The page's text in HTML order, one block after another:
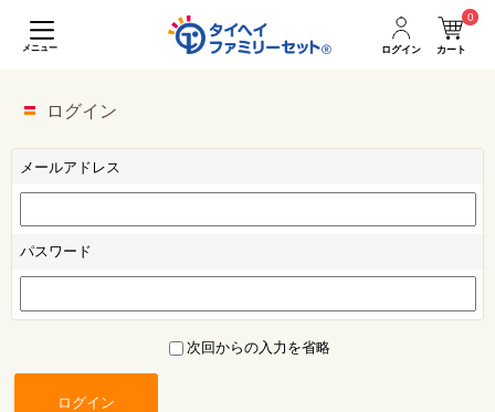
メニュー ログイン カート
0
ログイン
メールアドレス
パスワード
次回からの入力を省略
ログイン